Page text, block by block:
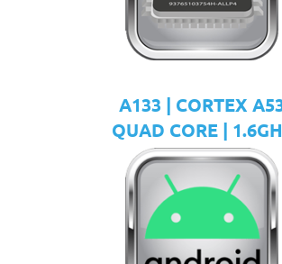
A133 | CORTEX
QUAD CORE |